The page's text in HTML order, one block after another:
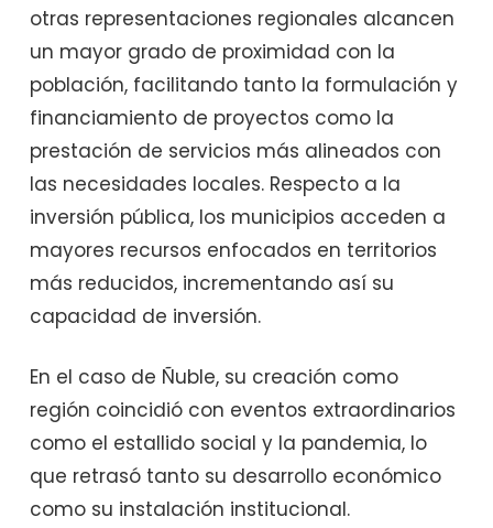
otras representaciones regionales alcancen
un mayor grado de proximidad con la
población, facilitando tanto la formulación y
financiamiento de proyectos como la
prestación de servicios más alineados con
las necesidades locales. Respecto a la
inversión pública, los municipios acceden a
mayores recursos enfocados en territorios
más reducidos, incrementando así su
capacidad de inversión.
En el caso de Ñuble, su creación como
región coincidió con eventos extraordinarios
como el estallido social y la pandemia, lo
que retrasó tanto su desarrollo económico
como su instalación institucional.